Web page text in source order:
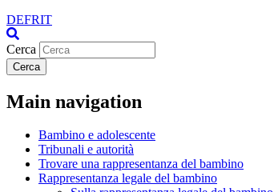
DEFRIT
Cerca
Cerca
Main navigation
Bambino e adolescente
Tribunali e autorità
Trovare una rappresentanza del bambino
Rappresentanza legale del bambino